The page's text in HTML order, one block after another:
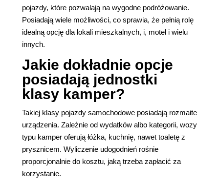
pojazdy, które pozwalają na wygodne podróżowanie.
Posiadają wiele możliwości, co sprawia, że pełnią rolę
idealną opcję dla lokali mieszkalnych, i, motel i wielu
innych.
Jakie dokładnie opcje
posiadają jednostki
klasy kamper?
Takiej klasy pojazdy samochodowe posiadają rozmaite
urządzenia. Zależnie od wydatków albo kategorii, wozy
typu kamper oferują łóżka, kuchnię, nawet toaletę z
prysznicem. Wyliczenie udogodnień rośnie
proporcjonalnie do kosztu, jaką trzeba zapłacić za
korzystanie.